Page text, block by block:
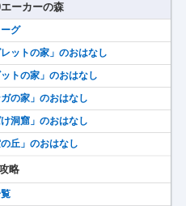
ーカーの森
グ
レットの家」のおはなし
ットの家」のおはなし
ガの家」のおはなし
け洞窟」のおはなし
の丘」のおはなし
略